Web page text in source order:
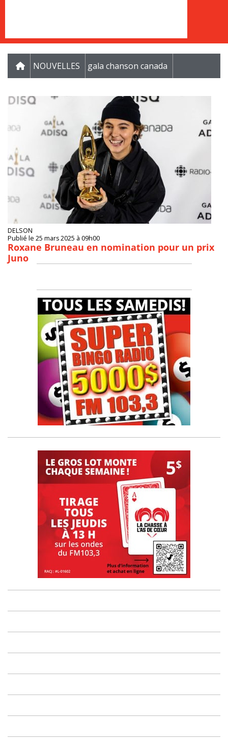
NOUVELLES gala chanson canada
DELSON
Publié le 25 mars 2025 à 09h00
Roxane Bruneau en nomination pour un prix
Juno